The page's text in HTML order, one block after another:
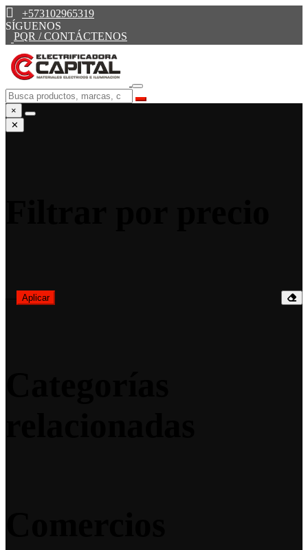
+573102965319
SÍGUENOS
PQR / CONTÁCTENOS
×
✕
Aplicar